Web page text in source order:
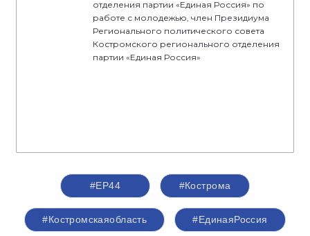
отделения партии «Единая Россия» по
работе с молодежью, член Президиума
Регионального политического совета
Костромского регионального отделения
партии «Единая Россия»
#ЕР44 #Кострома
#Костромскаяобласть #‎ЕдинаяРоссия